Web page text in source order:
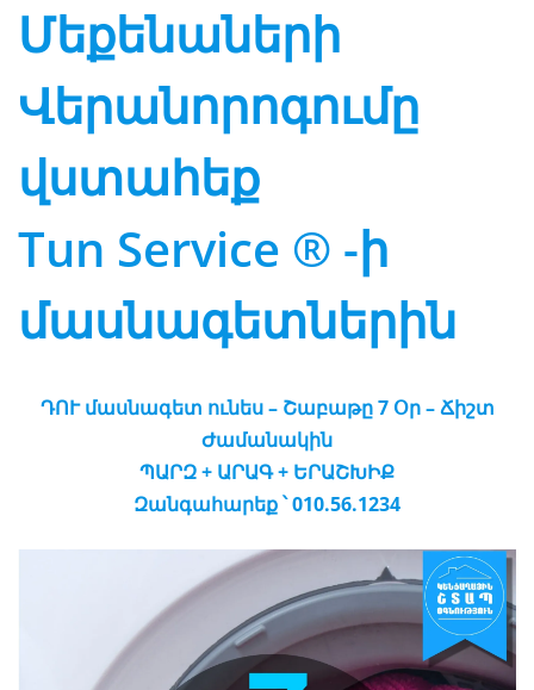
Մեքենաների
Վերանորոգումը
վստահեք
Tun Service ® -ի
մասնագետներին
ԴՈՒ մասնագետ ունես – Շաբաթը 7 Օր – Ճիշտ
Ժամանակին
ՊԱՐԶ + ԱՐԱԳ + ԵՐԱՇԽԻՔ
Զանգահարեք ՝ 010.56.1234